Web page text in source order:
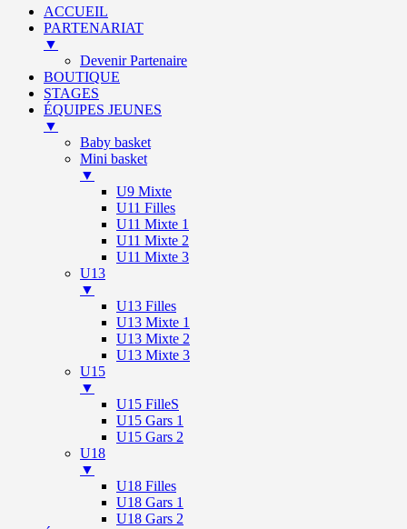
ACCUEIL
PARTENARIAT
▼
Devenir Partenaire
BOUTIQUE
STAGES
ÉQUIPES JEUNES
▼
Baby basket
Mini basket
▼
U9 Mixte
U11 Filles
U11 Mixte 1
U11 Mixte 2
U11 Mixte 3
U13
▼
U13 Filles
U13 Mixte 1
U13 Mixte 2
U13 Mixte 3
U15
▼
U15 FilleS
U15 Gars 1
U15 Gars 2
U18
▼
U18 Filles
U18 Gars 1
U18 Gars 2